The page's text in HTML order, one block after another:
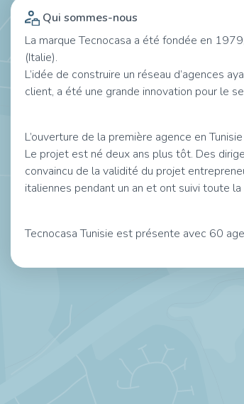
Qui sommes-nous
La marque Tecnocasa a été fondée en
(Italie).
L’idée de construire un réseau d’agences
client, a été une grande innovation pour le
L’ouverture de la première agence en
Le projet est né deux ans plus tôt. Des
convaincu de la validité du projet
italiennes pendant un an et ont suivi toute
Tecnocasa Tunisie est présente avec 60